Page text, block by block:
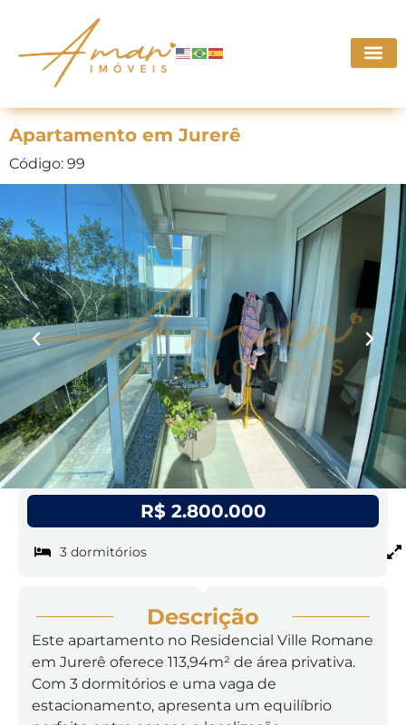
Apartamento em Jurerê
Código: 99
R$ 2.800.000
3 dormitórios
Descrição
Este apartamento no Residencial Ville Romane
em Jurerê oferece 113,94m² de área privativa.
Com 3 dormitórios e uma vaga de
estacionamento, apresenta um equilíbrio